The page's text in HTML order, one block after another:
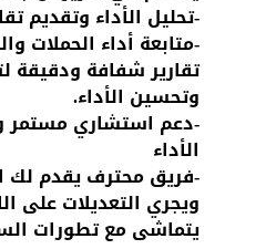
-تحليل الأداء وتقديم
-متابعة أداء الحملات
تقارير شفافة ودقيقة
وتحسين الأداء.
-دعم استشاري مستمر
الأداء
-فريق محترف يقدم لك
ويجري التعديلات على
يتماشى مع تطورات